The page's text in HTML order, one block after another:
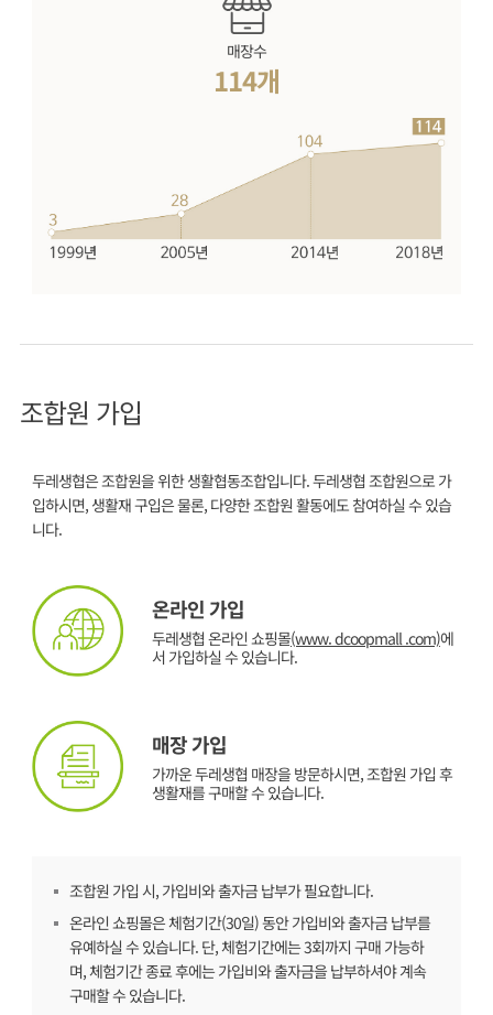
매장수
114개
조합원 가입
두레생협은 조합원을 위한 생활협동조합입니다. 두레생협 조합원으로 가
입하시면, 생활재 구입은 물론, 다양한 조합원 활동에도 참여하실 수 있습
니다.
온라인 가입
두레생협 온라인 쇼핑몰(www. dcoopmall .com)에
서 가입하실 수 있습니다.
매장 가입
가까운 두레생협 매장을 방문하시면, 조합원 가입 후
생활재를 구매할 수 있습니다.
조합원 가입 시, 가입비와 출자금 납부가 필요합니다.
온라인 쇼핑몰은 체험기간(30일) 동안 가입비와 출자금 납부를
유예하실 수 있습니다. 단, 체험기간에는 3회까지 구매 가능하
며, 체험기간 종료 후에는 가입비와 출자금을 납부하셔야 계속
구매할 수 있습니다.